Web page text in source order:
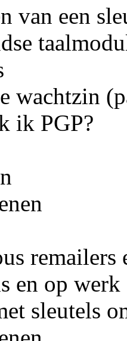
van een
wachtzin
ik PGP?
remailers
en op
sleutels